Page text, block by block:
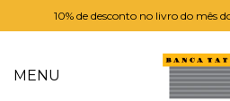
10% de desconto no livro do mês
MENU